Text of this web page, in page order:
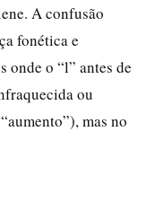
A confusão
fonética e
onde o “l” antes de
ou
mas no